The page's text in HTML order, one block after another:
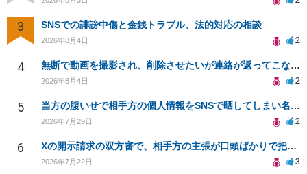
3 SNSでの誹謗中傷と金銭トラブル、法的対応の相談
2026年8月4日 2
4 無断で動画を撮影され、削除させたいが連絡が返ってこない。
2026年8月4日 2
5 当方の腹いせで相手方の個人情報をSNSで晒してしまい名誉毀損させてしまったかもしれない
2026年7月29日 2
6 Xの開示請求の双方審で、相手方の主張が口頭ばかりで把握しきれません
2026年7月22日 3